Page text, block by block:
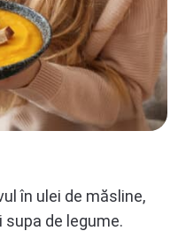
în ulei de măsline,
de legume.